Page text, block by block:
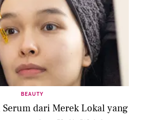
BEAUTY
Serum dari Merek Lokal yang